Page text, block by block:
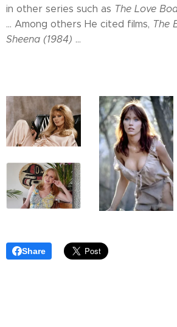
in other series such as The Love
... Among others He cited films, The
Sheena (1984) ...
Share